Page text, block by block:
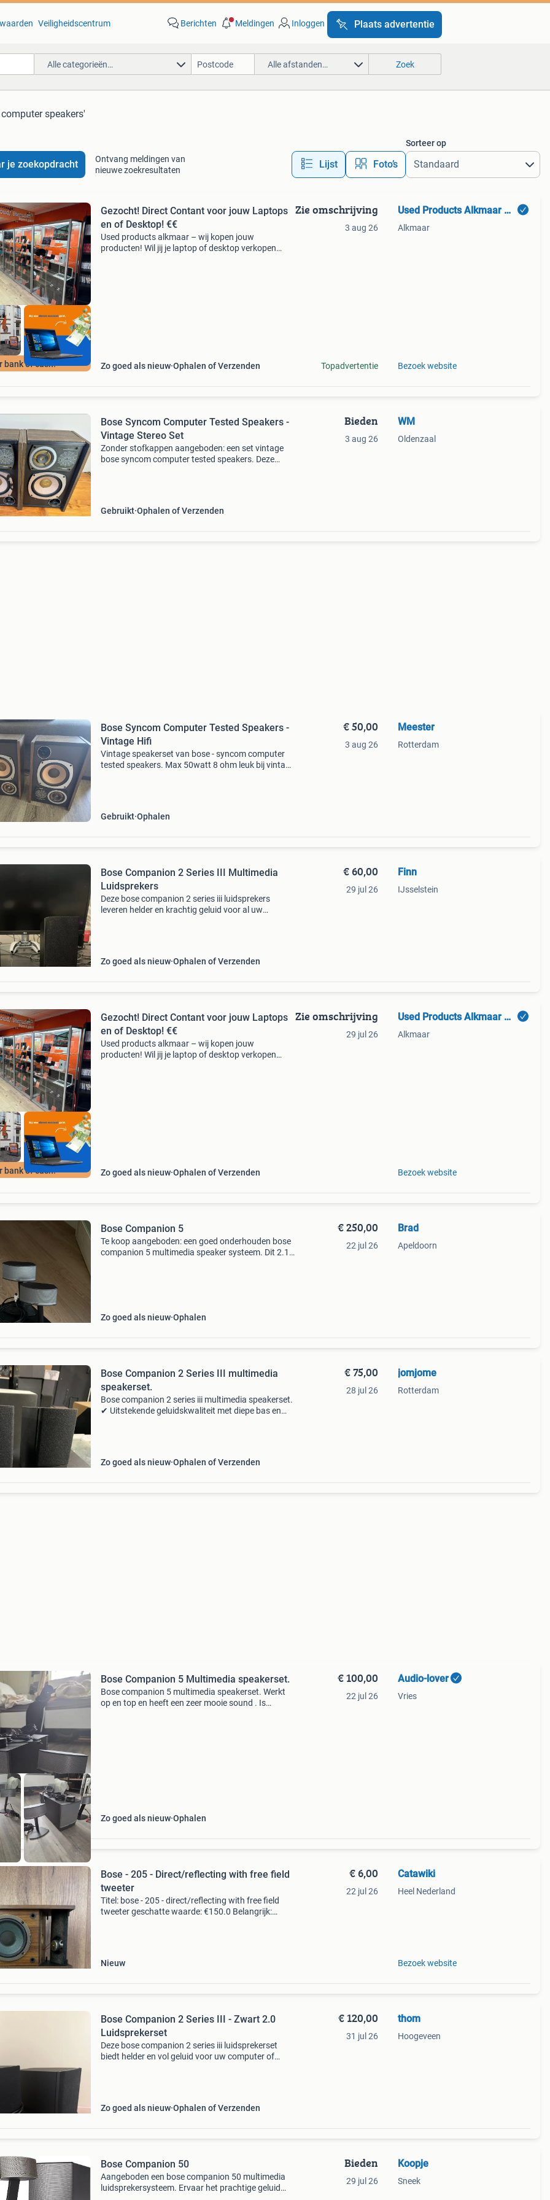
Veiligheidscentrum Berichten Meldingen Inloggen Plaats advertentie
Alle categorieën… Alle afstanden… Zoek
speakers'
je zoekopdracht
Ontvang meldingen van
nieuwe zoekresultaten
Lijst Foto’s
Sorteer op
bank of cash!
Gezocht! Direct Contant voor jouw Laptops
en of Desktop! €€
Used products alkmaar – wij kopen jouw
producten! Wil jij je laptop of desktop verkopen
Zo goed als nieuw Ophalen of Verzenden
Zie omschrijving
3 aug 26
Topadvertentie
Used Products Alkmaar Dijk 4
Alkmaar
Bezoek website
Bose Syncom Computer Tested Speakers -
Vintage Stereo Set
Zonder stofkappen aangeboden: een set vintage
bose syncom computer tested speakers. Deze
Gebruikt Ophalen of Verzenden
Bieden
3 aug 26
WM
Oldenzaal
Bose Syncom Computer Tested Speakers -
Vintage Hifi
Vintage speakerset van bose - syncom computer
tested speakers. Max 50watt 8 ohm leuk bij vintage
Gebruikt Ophalen
€ 50,00
3 aug 26
Meester
Rotterdam
Bose Companion 2 Series III Multimedia
Luidsprekers
Deze bose companion 2 series iii luidsprekers
leveren helder en krachtig geluid voor al uw
Zo goed als nieuw Ophalen of Verzenden
€ 60,00
29 jul 26
Finn
IJsselstein
bank of cash!
Gezocht! Direct Contant voor jouw Laptops
en of Desktop! €€
Used products alkmaar – wij kopen jouw
producten! Wil jij je laptop of desktop verkopen
Zo goed als nieuw Ophalen of Verzenden
Zie omschrijving
29 jul 26
Used Products Alkmaar Dijk 4
Alkmaar
Bezoek website
Bose Companion 5
Te koop aangeboden: een goed onderhouden bose
companion 5 multimedia speaker systeem. Dit 2.1
Zo goed als nieuw Ophalen
€ 250,00
22 jul 26
Brad
Apeldoorn
Bose Companion 2 Series III multimedia
speakerset.
Bose companion 2 series iii multimedia speakerset.
✔ Uitstekende geluidskwaliteit met diepe bas en
Zo goed als nieuw Ophalen of Verzenden
€ 75,00
28 jul 26
jomjome
Rotterdam
Bose Companion 5 Multimedia speakerset.
Bose companion 5 multimedia speakerset. Werkt
op en top en heeft een zeer mooie sound . Is
Zo goed als nieuw Ophalen
€ 100,00
22 jul 26
Audio-lover
Vries
Bose - 205 - Direct/reflecting with free field
tweeter
Titel: bose - 205 - direct/reflecting with free field
tweeter geschatte waarde: €150.0 Belangrijk:
Nieuw
€ 6,00
22 jul 26
Catawiki
Heel Nederland
Bezoek website
Bose Companion 2 Series III - Zwart 2.0
Luidsprekerset
Deze bose companion 2 series iii luidsprekerset
biedt helder en vol geluid voor uw computer of
Zo goed als nieuw Ophalen of Verzenden
€ 120,00
31 jul 26
thom
Hoogeveen
Bose Companion 50
Aangeboden een bose companion 50 multimedia
luidsprekersysteem. Ervaar het prachtige geluid
Bieden
29 jul 26
Koopje
Sneek